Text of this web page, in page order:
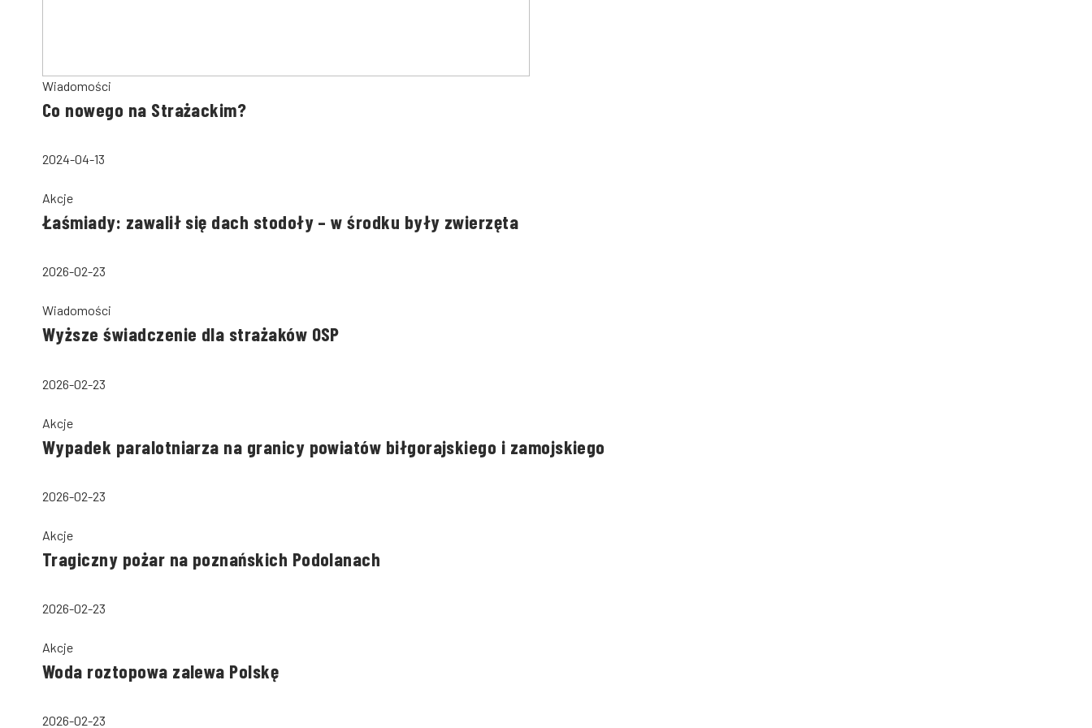
Wiadomości
Co nowego na Strażackim?
2024-04-13
Akcje
Łaśmiady: zawalił się dach stodoły – w środku były zwierzęta
2026-02-23
Wiadomości
Wyższe świadczenie dla strażaków OSP
2026-02-23
Akcje
Wypadek paralotniarza na granicy powiatów biłgorajskiego i zamojskiego
2026-02-23
Akcje
Tragiczny pożar na poznańskich Podolanach
2026-02-23
Akcje
Woda roztopowa zalewa Polskę
2026-02-23